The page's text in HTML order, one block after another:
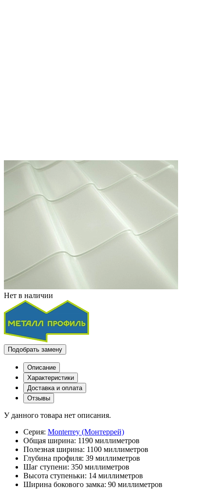
Нет в наличии
Подобрать замену
Описание
Характеристики
Доставка и оплата
Отзывы
У данного товара нет описания.
Серия: Monterrey (Монтеррей)
Общая ширина: 1190 миллиметров
Полезная ширина: 1100 миллиметров
Глубина профиля: 39 миллиметров
Шаг ступени: 350 миллиметров
Высота ступеньки: 14 миллиметров
Ширина бокового замка: 90 миллиметров